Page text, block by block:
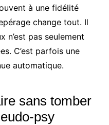
à une fidélité
change tout. Il
n’est pas seulement
C’est parfois une
automatique.
sans tomber
psy